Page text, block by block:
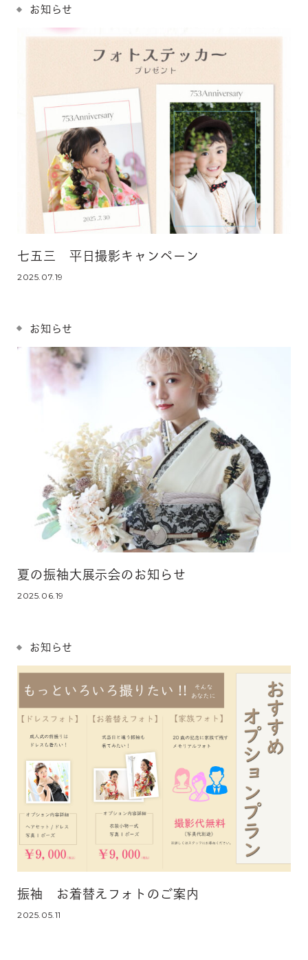
お知らせ
七五三 平日撮影キャンペーン
2025.07.19
お知らせ
夏の振袖大展示会のお知らせ
2025.06.19
お知らせ
振袖 お着替えフォトのご案内
2025.05.11